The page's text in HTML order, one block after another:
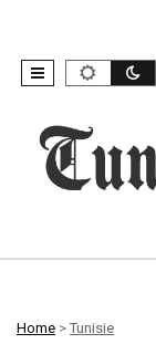
Home > Tunisie